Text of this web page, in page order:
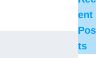
ent
Pos
ts